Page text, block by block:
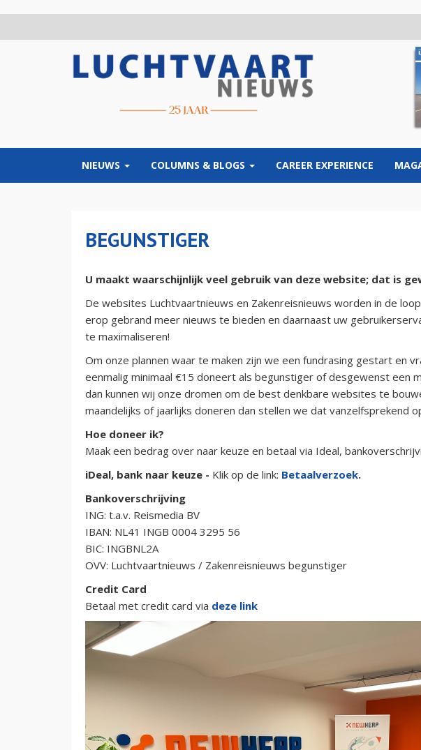
NIEUWS COLUMNS & BLOGS CAREER EXPERIENCE
BEGUNSTIGER
U maakt waarschijnlijk veel gebruik van deze website; dat is
De websites Luchtvaartnieuws en Zakenreisnieuws worden in de
erop gebrand meer nieuws te bieden en daarnaast uw
te maximaliseren!
Om onze plannen waar te maken zijn we een fundrasing gestart en
eenmalig minimaal €15 doneert als begunstiger of desgewenst een
dan kunnen wij onze dromen om de best denkbare websites te
maandelijks of jaarlijks doneren dan stellen we dat vanzelfsprekend
Hoe doneer ik?
Maak een bedrag over naar keuze en betaal via Ideal,
iDeal, bank naar keuze - Klik op de link: Betaalverzoek.
Bankoverschrijving
ING: t.a.v. Reismedia BV
IBAN: NL41 INGB 0004 3295 56
BIC: INGBNL2A
OVV: Luchtvaartnieuws / Zakenreisnieuws begunstiger
Credit Card
Betaal met credit card via deze link